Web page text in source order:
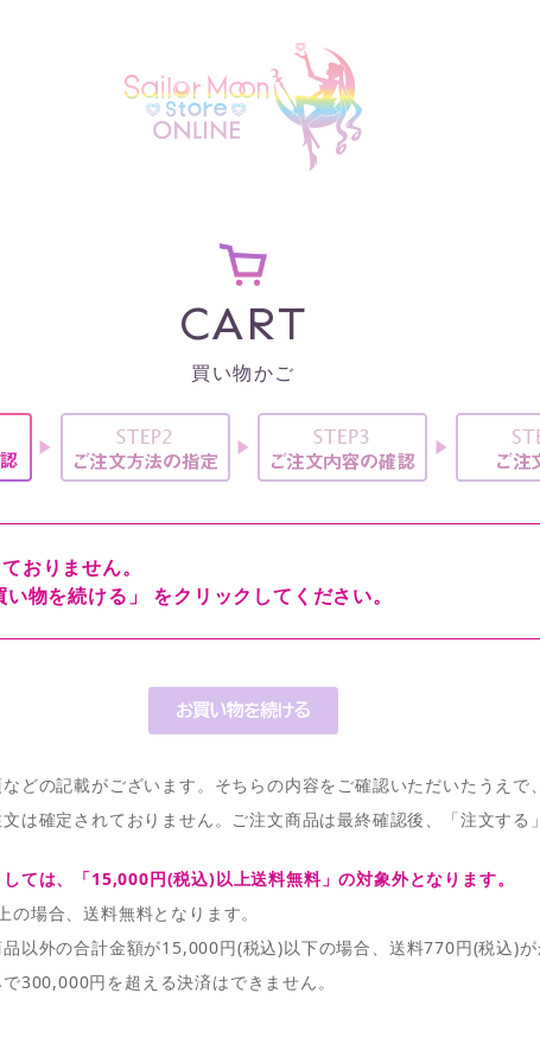
CART
買い物かご
おりません。
物を続ける」 をクリックしてください。
どの記載がございます。そちらの内容をご確認いただいたうえで
は確定されておりません。ご注文商品は最終確認後、「注文する
ては、「15,000円(税込)以上送料無料」の対象外となります。
場合、送料無料となります。
以外の合計金額が15,000円(税込)以下の場合、送料770円(税込)が
300,000円を超える決済はできません。